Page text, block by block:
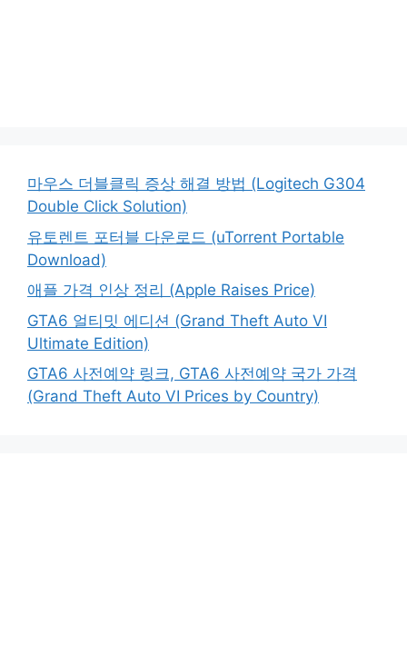
마우스 더블클릭 증상 해결 방법 (Logitech G304
Double Click Solution)
유토렌트 포터블 다운로드 (uTorrent Portable
Download)
애플 가격 인상 정리 (Apple Raises Price)
GTA6 얼티밋 에디션 (Grand Theft Auto VI
Ultimate Edition)
GTA6 사전예약 링크, GTA6 사전예약 국가 가격
(Grand Theft Auto VI Prices by Country)